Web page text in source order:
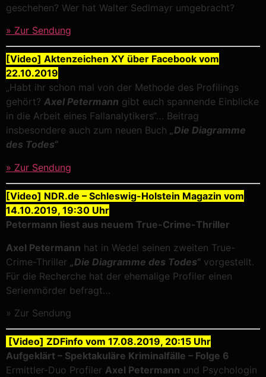
geschehen? Wer hat Walter Sedlmayr umgebracht?
» Zur Sendung
[Video] Aktenzeichen XY über Facebook vom
22.10.2019
„Habt ihr schon mal von der Methode des Profilings
gehört? Axel Petermann gibt euch spannende Einblicke
in die Arbeit eines Fallanalytikers“… Beitrag
insbesondere auch zum neuen Buch „Die Diagramme
des Todes“
» Zur Sendung
[Video] NDR.de – Schleswig-Holstein Magazin vom
14.10.2019, 19:30 Uhr
Petermann liest aus neuem True-Crime-Thriller
Axel Petermann hat in Wedel seinen zweiten True-
Crime-Thriller
„Die Diagramme des Todes“ vorgestellt.
Für die Recherche hat der ehemalige Profiler einen
Serienmörder befragt…
» Zur Sendung
[Video] ZDFinfo vom 17.08.2019, 20:15 Uhr
Aufgeklärt – Spektakuläre Kriminalfälle – Folge 6
Ermittler-Duo Profiler Axel Petermann und Psychologin